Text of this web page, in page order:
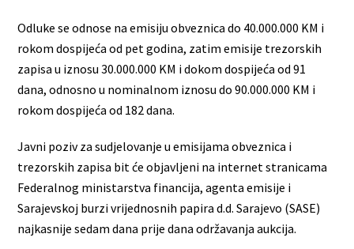
Odluke se odnose na emisiju obveznica do 40.000.000 KM i
rokom dospijeća od pet godina, zatim emisije trezorskih
zapisa u iznosu 30.000.000 KM i dokom dospijeća od 91
dana, odnosno u nominalnom iznosu do 90.000.000 KM i
rokom dospijeća od 182 dana.
Javni poziv za sudjelovanje u emisijama obveznica i
trezorskih zapisa bit će objavljeni na internet stranicama
Federalnog ministarstva financija, agenta emisije i
Sarajevskoj burzi vrijednosnih papira d.d. Sarajevo (SASE)
najkasnije sedam dana prije dana održavanja aukcija.